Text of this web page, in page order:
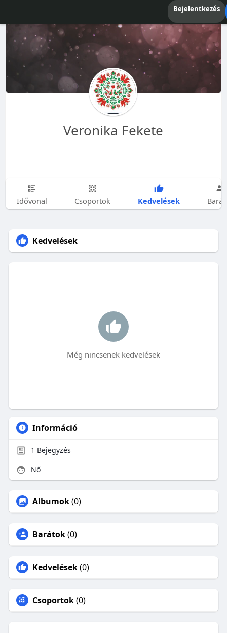
Bejelentkezés
Veronika Fekete
Idővonal Csoportok Kedvelések
Kedvelések
Még nincsenek kedvelések
Információ
1 Bejegyzés
Nő
Albumok(0)
Barátok(0)
Kedvelések(0)
Csoportok(0)